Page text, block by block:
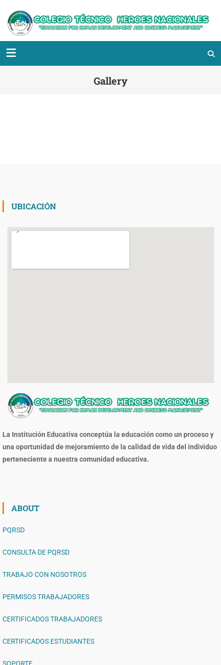
Gallery
UBICACIÓN
La Institución Educativa conceptúa la educación como un proceso y
una oportunidad de mejoramiento de la calidad de vida del individuo
perteneciente a nuestra comunidad educativa.
ABOUT
PQRSD
CONSULTA DE PQRSD
TRABAJO CON NOSOTROS
PERMISOS TRABAJADORES
CERTIFICADOS TRABAJADORES
CERTIFICADOS ESTUDIANTES